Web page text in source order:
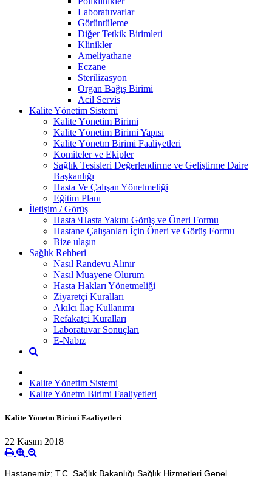
Laboratuvarlar
Görüntüleme
Diğer Tetkik Birimleri
Klinikler
Ameliyathane
Eczane
Sterilizasyon
Organ Bağış Birimi
Acil Servis
Kalite Yönetim Sistemi
Kalite Yönetim Birimi
Kalite Yönetim Birimi Yapısı
Kalite Yönetm Birimi Faaliyetleri
Komiteler ve Ekipler
Sağlık Tesisleri Değerlendirme ve Geliştirme Daire
Başkanlığı
Hasta Ve Çalışan Yönetmeliği
Eğitim Planı
İletişim / Görüş
Hasta \Hasta Yakını Görüş ve Öneri Formu
Hastane Çalışanları İçin Öneri ve Görüş Formu
Bize ulaşın
Sağlık Rehberi
Nasıl Randevu Alınır
Nasıl Muayene Olurum
Hasta Hakları Yönetmeliği
Ziyaretçi Kuralları
Akılcı İlaç Kullanımı
Refakatçi Kuralları
Laboratuvar Sonuçları
E-Nabız
Kalite Yönetim Sistemi
Kalite Yönetm Birimi Faaliyetleri
Kalite Yönetm Birimi Faaliyetleri
22 Kasım 2018
Hastanemiz; T.C. Sağlık Bakanlığı Sağlık Hizmetleri Genel